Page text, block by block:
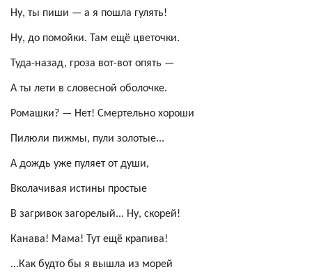
Ну, ты пиши — а я пошла гулять!
Ну, до помойки. Там ещё цветочки.
Туда-назад, гроза вот-вот опять —
А ты лети в словесной оболочке.
Ромашки? — Нет! Смертельно хороши
Пилюли пижмы, пули золотые...
А дождь уже пуляет от души,
Вколачивая истины простые
В загривок загорелый... Ну, скорей!
Канава! Мама! Тут ещё крапива!
...Как будто бы я вышла из морей